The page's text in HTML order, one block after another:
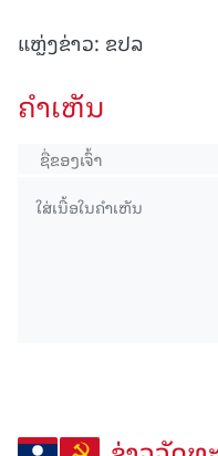
ແຫຼ່ງຂ່າວ: ຂປລ
ຄໍາເຫັນ